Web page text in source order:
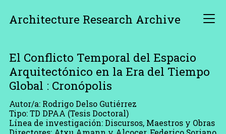
Architecture Research Archive
El Conflicto Temporal del Espacio
Arquitectónico en la Era del Tiempo
Global : Cronópolis
Autor/a: Rodrigo Delso Gutiérrez
Tipo: TD DPAA (Tesis Doctoral)
Línea de investigación: Discursos, Maestros y Obras